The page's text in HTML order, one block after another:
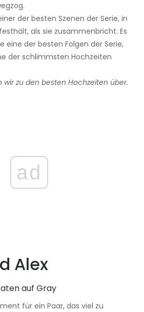
der besten Szenen der Serie, in
als sie zusammenbricht. Es
eine der besten Folgen der Serie,
der schlimmsten Hochzeiten
wir zu den besten Hochzeiten über.
ad
Alex
für ein Paar, das viel zu